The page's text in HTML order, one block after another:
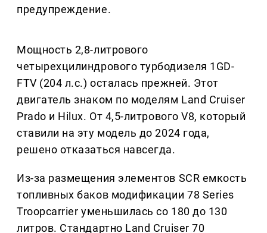
предупреждение.
Мощность 2,8-литрового
четырехцилиндрового турбодизеля 1GD-
FTV (204 л.с.) осталась прежней. Этот
двигатель знаком по моделям Land Cruiser
Prado и Hilux. От 4,5-литрового V8, который
ставили на эту модель до 2024 года,
решено отказаться навсегда.
Из-за размещения элементов SCR емкость
топливных баков модификации 78 Series
Troopcarrier уменьшилась со 180 до 130
литров. Стандартно Land Cruiser 70